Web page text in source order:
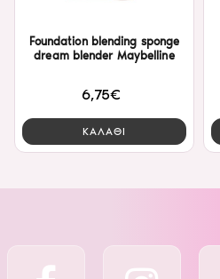
Foundation blending sponge
dream blender Maybelline
6,75€
ΚΑΛΑΘΙ